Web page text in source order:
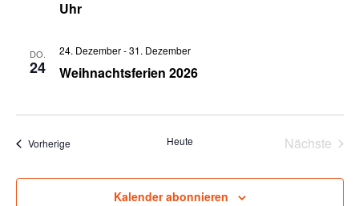
Uhr
DO.
24 Weihnachtsferien 2026
24. Dezember-31. Dezember
VorherigeVeranstaltungen Heute Nächste
Kalender abonnieren